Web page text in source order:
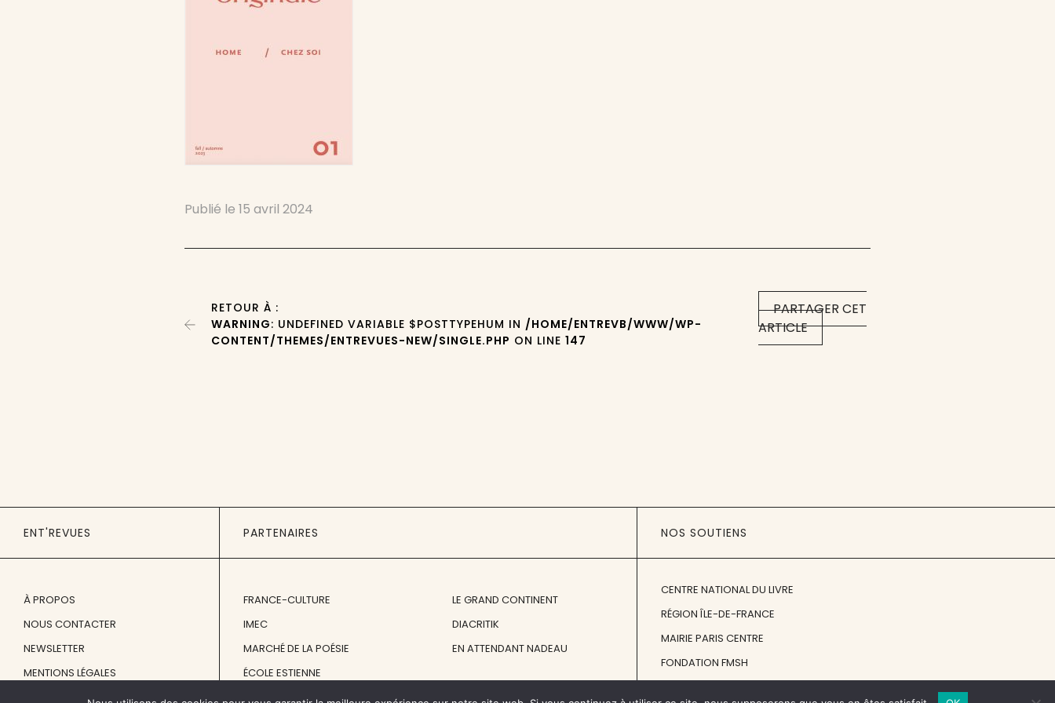
Publié le15 avril 2024
PARTAGER CET
ARTICLE
RETOUR À :
WARNING: UNDEFINED VARIABLE $POSTTYPEHUM IN /HOME/ENTREVB/WWW/WP-
CONTENT/THEMES/ENTREVUES-NEW/SINGLE.PHP ON LINE147
ENT'REVUES
À PROPOS
NOUS CONTACTER
NEWSLETTER
MENTIONS LÉGALES
PARTENAIRES
FRANCE-CULTURE
IMEC
MARCHÉ DE LA POÉSIE
ÉCOLE ESTIENNE
LE GRAND CONTINENT
DIACRITIK
EN ATTENDANT NADEAU
NOS SOUTIENS
CENTRE NATIONAL DU LIVRE
RÉGION ÎLE-DE-FRANCE
MAIRIE PARIS CENTRE
FONDATION FMSH